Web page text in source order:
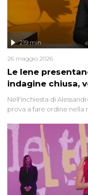
Le Iene
indagine chiusa,
219 min
26 maggio 2026
Nell'inchiesta di
prova a fare ordine nella
giudiziarie più discusse
vicenda mettendo in fila
controversi e i
fine.